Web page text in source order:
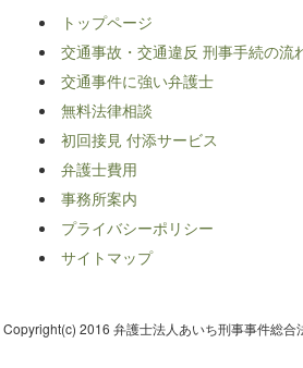
トップページ
交通事故・交通違反 刑事手続の流
交通事件に強い弁護士
無料法律相談
初回接見 付添サービス
弁護士費用
事務所案内
プライバシーポリシー
サイトマップ
Copyright(c) 2016 弁護士法人あいち刑事事件総